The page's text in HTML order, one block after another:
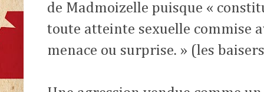
de Madmoizelle puisque «
toute atteinte sexuelle commise
menace ou surprise. » (les